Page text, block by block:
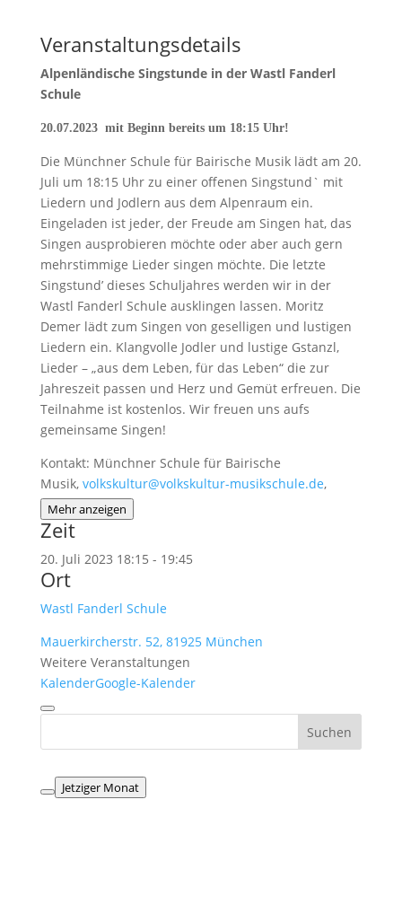
Veranstaltungsdetails
Alpenländische Singstunde in der Wastl Fanderl
Schule
20.07.2023 mit Beginn bereits um 18:15 Uhr!
Die Münchner Schule für Bairische Musik lädt am 20.
Juli um 18:15 Uhr zu einer offenen Singstund` mit
Liedern und Jodlern aus dem Alpenraum ein.
Eingeladen ist jeder, der Freude am Singen hat, das
Singen ausprobieren möchte oder aber auch gern
mehrstimmige Lieder singen möchte. Die letzte
Singstund’ dieses Schuljahres werden wir in der
Wastl Fanderl Schule ausklingen lassen. Moritz
Demer lädt zum Singen von geselligen und lustigen
Liedern ein. Klangvolle Jodler und lustige Gstanzl,
Lieder – „aus dem Leben, für das Leben“ die zur
Jahreszeit passen und Herz und Gemüt erfreuen. Die
Teilnahme ist kostenlos. Wir freuen uns aufs
gemeinsame Singen!
Kontakt: Münchner Schule für Bairische
Musik, volkskultur@volkskultur-musikschule.de,
Mehr anzeigen
Zeit
20. Juli 2023 18:15 - 19:45
Ort
Wastl Fanderl Schule
Mauerkircherstr. 52, 81925 München
Weitere Veranstaltungen
KalenderGoogle-Kalender
Jetziger Monat